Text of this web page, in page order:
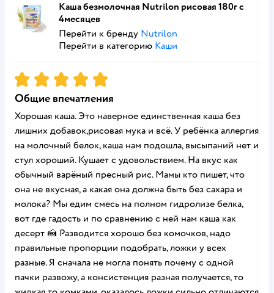
Каша безмолочная Nutrilon рисовая 180г с
4месяцев
Перейти к бренду Nutrilon
Перейти в категорию Каши
Рейтинг:5
Общие впечатления
Хорошая каша. Это наверное единственная каша без
лишних добавок,рисовая мука и всё. У ребёнка аллергия
на молочный белок, каша нам подошла, высыпаний нет и
стул хороший. Кушает с удовольствием. На вкус как
обычный варёный пресный рис. Мамы кто пишет, что
она не вкусная, а какая она должна быть без сахара и
молока? Мы едим смесь на полном гидролизе белка,
вот где гадость и по сравнению с ней нам каша как
десерт 🍰 Разводится хорошо без комочков, надо
правильные пропорции подобрать, ложки у всех
разные. Я сначала не могла понять почему с одной
пачки развожу, а консистенция разная получается, то